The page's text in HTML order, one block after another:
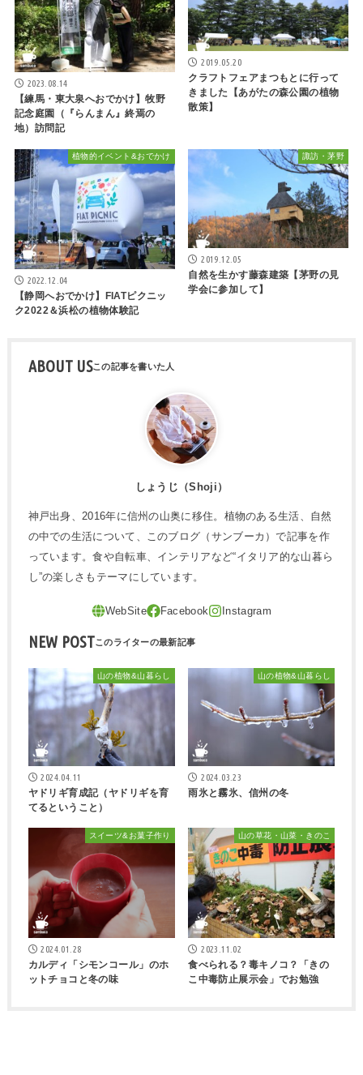
2023.08.14
【練馬・東大泉へおでかけ】牧野
記念庭園（『らんまん』終焉の
地）訪問記
2019.05.20
クラフトフェアまつもとに行って
きました【あがたの森公園の植物
散策】
植物的イベント&おでかけ
2022.12.04
【静岡へおでかけ】FIATピクニッ
ク2022＆浜松の植物体験記
諏訪・茅野
2019.12.05
自然を生かす藤森建築【茅野の見
学会に参加して】
ABOUT US
しょうじ（Shoji）
神戸出身、2016年に信州の山奥に移住。植物のある生活、自然
の中での生活について、このブログ（サンブーカ）で記事を作
っています。食や自転車、インテリアなど“イタリア的な山暮ら
し”の楽しさもテーマにしています。
NEW POST
山の植物&山暮らし
2024.04.11
ヤドリギ育成記（ヤドリギを育
てるということ）
山の植物&山暮らし
2024.03.23
雨氷と霧氷、信州の冬
スイーツ&お菓子作り
2024.01.28
カルディ「シモンコール」のホ
ットチョコと冬の味
山の草花・山菜・きのこ
2023.11.02
食べられる？毒キノコ？「きの
こ中毒防止展示会」でお勉強